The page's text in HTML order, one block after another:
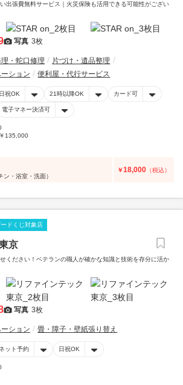
出張費無料サービス｜火災保険も活用できる可能性がござい
写真 3枚
・蛇口修理
片づけ・遺品整理
ション
便利屋・代行サービス
日祝OK 21時以降OK カード可
電子マネー決済可
135,000
・浴室・洗面）
￥18,000 （税込）
ドくじ対象店
京
ください！ベテランの職人が確かな知識と技術を存分に活か
写真 3枚
ション 畳・障子・壁紙張り替え
ット予約 日祝OK